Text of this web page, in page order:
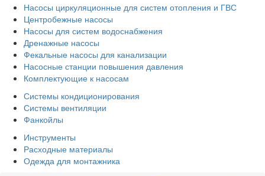
Насосы циркуляционные для систем отопления и ГВС
Центробежные насосы
Насосы для систем водоснабжения
Дренажные насосы
Фекальные насосы для канализации
Насосные станции повышения давления
Комплектующие к насосам
Системы кондиционирования
Системы вентиляции
Фанкойлы
Инструменты
Расходные материалы
Одежда для монтажника